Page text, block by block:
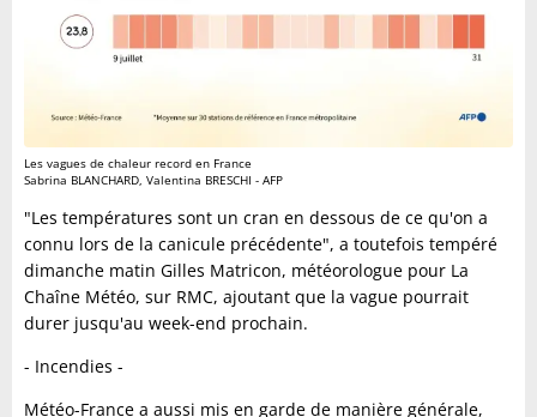
Les vagues de chaleur record en France
Sabrina BLANCHARD, Valentina BRESCHI - AFP
"Les températures sont un cran en dessous de ce qu'on a
connu lors de la canicule précédente", a toutefois tempéré
dimanche matin Gilles Matricon, météorologue pour La
Chaîne Météo, sur RMC, ajoutant que la vague pourrait
durer jusqu'au week-end prochain.
- Incendies -
Météo-France a aussi mis en garde de manière générale,